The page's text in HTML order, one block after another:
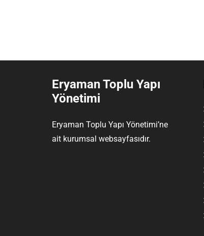
Eryaman Toplu Yapı
Yönetimi
Eryaman Toplu Yapı Yönetimi’ne
ait kurumsal websayfasıdır.